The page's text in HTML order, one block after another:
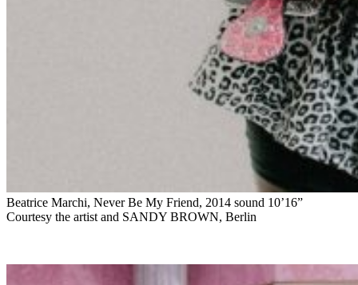
Beatrice Marchi, Never Be My Friend, 2014 sound 10’16”
Courtesy the artist and SANDY BROWN, Berlin